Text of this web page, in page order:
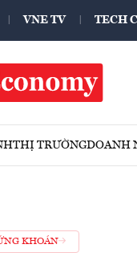
VNE TV TECH
THỊ TRƯỜNGDOANH
KHOÁN